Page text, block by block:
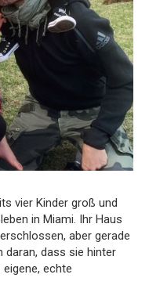
vier Kinder groß und
in Miami. Ihr Haus
aber gerade
daran, dass sie hinter
echte